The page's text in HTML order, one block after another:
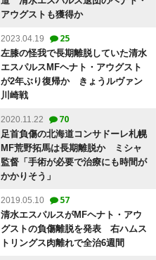
アウグストも獲得か
2023.04.19 25
左膝の怪我で長期離脱していた清水
エスパルスMFヘナト・アウグスト
が2年ぶり復帰か きょうルヴァン
川崎戦
2020.11.22 70
足首負傷の北海道コンサドーレ札幌
MF荒野拓馬は長期離脱か ミシャ
監督「手術が必要で治療にも時間が
かかりそう」
2019.05.10 57
清水エスパルスがMFヘナト・アウ
グストの負傷離脱を発表 右ハムス
トリングス肉離れで全治6週間